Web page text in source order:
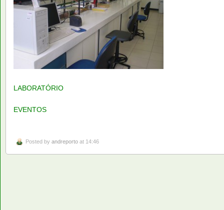
LABORATÓRIO
EVENTOS
Posted by andreporto at 14:46